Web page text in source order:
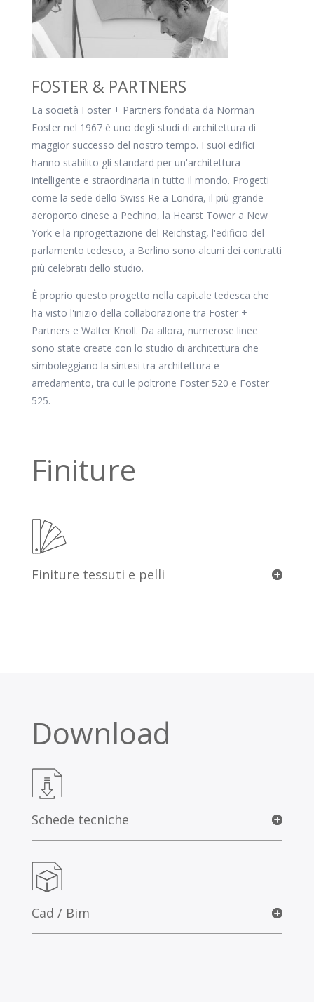
FOSTER & PARTNERS
La società Foster + Partners fondata da Norman
Foster nel 1967 è uno degli studi di architettura di
maggior successo del nostro tempo. I suoi edifici
hanno stabilito gli standard per un'architettura
intelligente e straordinaria in tutto il mondo. Progetti
come la sede dello Swiss Re a Londra, il più grande
aeroporto cinese a Pechino, la Hearst Tower a New
York e la riprogettazione del Reichstag, l'edificio del
parlamento tedesco, a Berlino sono alcuni dei contratti
più celebrati dello studio.
È proprio questo progetto nella capitale tedesca che
ha visto l'inizio della collaborazione tra Foster +
Partners e Walter Knoll. Da allora, numerose linee
sono state create con lo studio di architettura che
simboleggiano la sintesi tra architettura e
arredamento, tra cui le poltrone Foster 520 e Foster
525.
Finiture
Finiture tessuti e pelli
Download
Schede tecniche
Cad / Bim